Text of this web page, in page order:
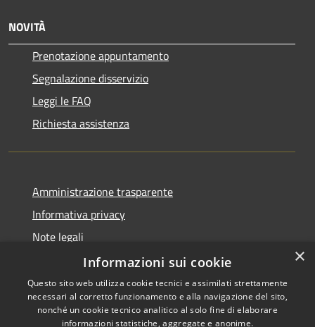
NOVITÀ
Prenotazione appuntamento
Segnalazione disservizio
Leggi le FAQ
Richiesta assistenza
Amministrazione trasparente
Informativa privacy
Note legali
Dichiarazione di accessibilità
×
Informazioni sui cookie
Questo sito web utilizza cookie tecnici e assimilati strettamente
necessari al corretto funzionamento e alla navigazione del sito,
nonché un cookie tecnico analitico al solo fine di elaborare
informazioni statistiche, aggregate e anonime.